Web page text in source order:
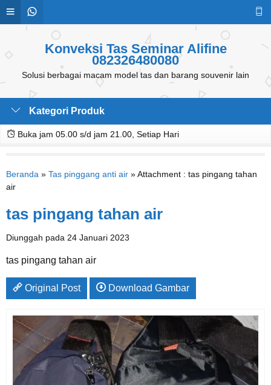
Konveksi Tas Seminar Alifine
082326480080
Solusi berbagai macam model tas dan barang souvenir lain
Kategori Produk
Buka jam 05.00 s/d jam 21.00, Setiap Hari
Beranda » Tas pinggang anti air » Attachment : tas pingang tahan
air
tas pingang tahan air
Diunggah pada 24 Januari 2023
tas pingang tahan air
Original Post Download Gambar